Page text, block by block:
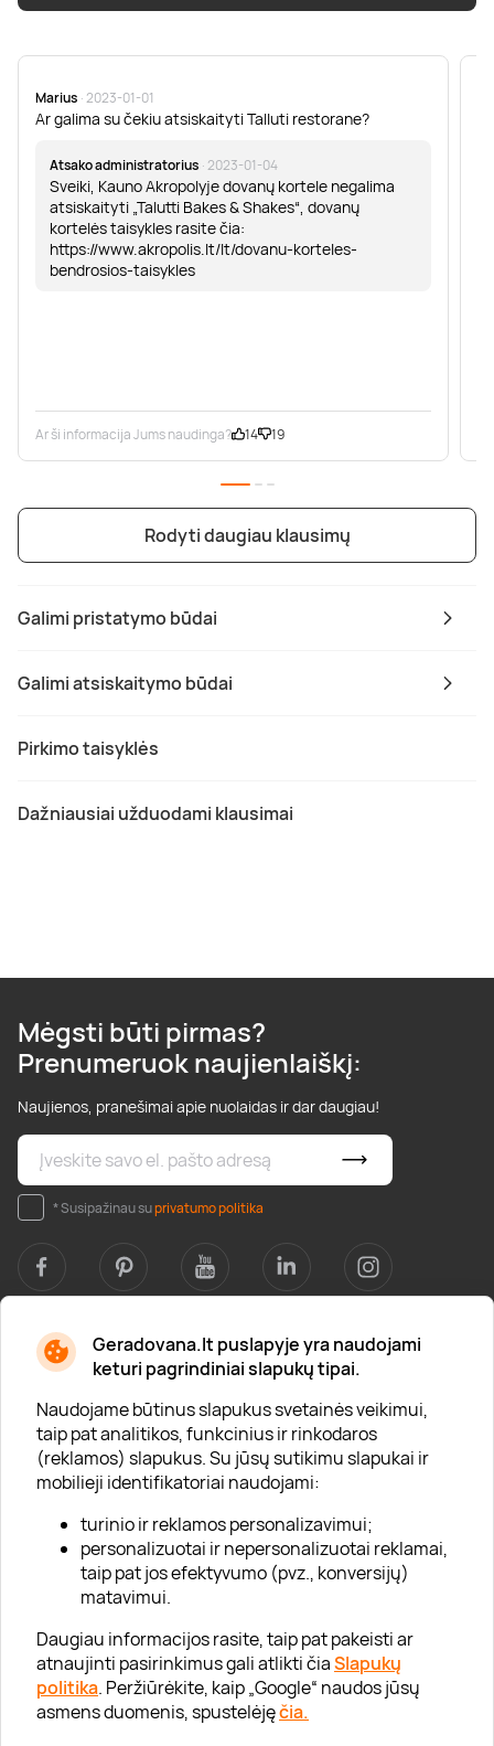
Geradovana.lt puslapyje yra naudojami
keturi pagrindiniai slapukų tipai.
Naudojame būtinus slapukus svetainės veikimui,
taip pat analitikos, funkcinius ir rinkodaros
(reklamos) slapukus. Su jūsų sutikimu slapukai ir
mobilieji identifikatoriai naudojami:
turinio ir reklamos personalizavimui;
personalizuotai ir nepersonalizuotai reklamai,
taip pat jos efektyvumo (pvz., konversijų)
matavimui.
Daugiau informacijos rasite, taip pat pakeisti ar
atnaujinti pasirinkimus gali atlikti čiaSlapukų
politika. Peržiūrėkite, kaip „Google“ naudos jūsų
asmens duomenis, spustelėjęčia.
Galimi pristatymo būdai
Galimi atsiskaitymo būdai
Pirkimo taisyklės
Dažniausiai užduodami klausimai
Marius · 2023-01-01
Ar galima su čekiu atsiskaityti Talluti restorane?
Atsako administratorius · 2023-01-04
Sveiki, Kauno Akropolyje dovanų kortele negalima
atsiskaityti „Talutti Bakes & Shakes“, dovanų
kortelės taisykles rasite čia:
https://www.akropolis.lt/lt/dovanu-korteles-
bendrosios-taisykles
Ar ši informacija Jums naudinga? 14 19
Rodyti daugiau klausimų
Mėgsti būti pirmas?
Prenumeruok naujienlaiškį:
Naujienos, pranešimai apie nuolaidas ir dar daugiau!
* Susipažinau suprivatumo politika
Apie mus
Apie „Gera Dovana“
Lojalumo klubas
Karjera
Visi partneriai
Kontaktai
Tinklaraštis
Informacija